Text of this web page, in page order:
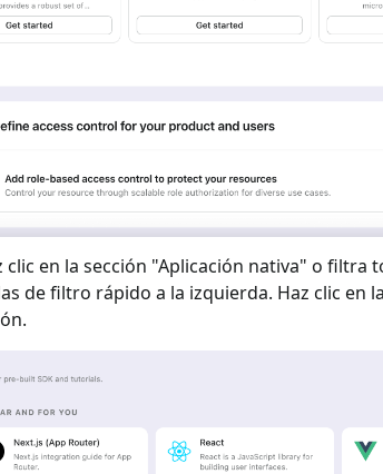
clic en la sección "Aplicación nativa" o filtra
de filtro rápido a la izquierda. Haz clic en